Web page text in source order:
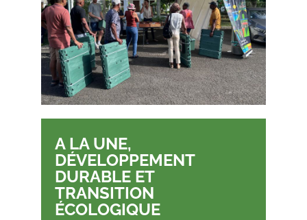
A LA UNE,
DÉVELOPPEMENT
DURABLE ET
TRANSITION
ÉCOLOGIQUE